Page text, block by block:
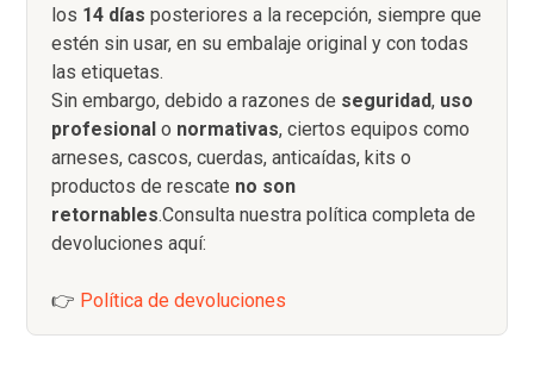
los 14 días posteriores a la recepción, siempre que
estén sin usar, en su embalaje original y con todas
las etiquetas.
Sin embargo, debido a razones de seguridad, uso
profesional o normativas, ciertos equipos como
arneses, cascos, cuerdas, anticaídas, kits o
productos de rescate no son
retornables.Consulta nuestra política completa de
devoluciones aquí:
👉 Política de devoluciones